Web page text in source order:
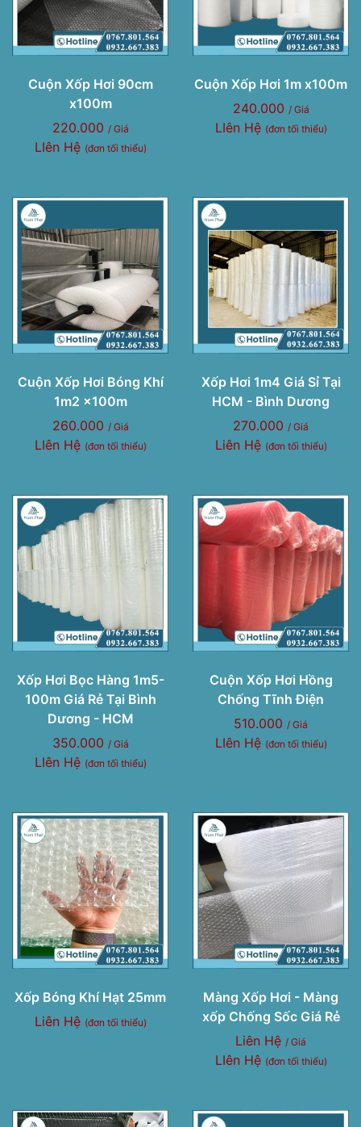
Cuộn Xốp Hơi 90cm
x100m
220.000 / Giá
LIên Hệ (đơn tối thiểu)
Cuộn Xốp Hơi 1m x100m
240.000 / Giá
LIên Hệ (đơn tối thiểu)
Cuộn Xốp Hơi Bóng Khí
1m2 x100m
260.000 / Giá
LIên Hệ (đơn tối thiểu)
Xốp Hơi 1m4 Giá Sỉ Tại
HCM - Bình Dương
270.000 / Giá
Liên Hệ (đơn tối thiểu)
Xốp Hơi Bọc Hàng 1m5-
100m Giá Rẻ Tại Bình
Dương - HCM
350.000 / Giá
LIên Hệ (đơn tối thiểu)
Cuộn Xốp Hơi Hồng
Chống Tĩnh Điện
510.000 / Giá
LIên Hệ (đơn tối thiểu)
Xốp Bóng Khí Hạt 25mm
Liên Hệ (đơn tối thiểu)
Màng Xốp Hơi - Màng
xốp Chống Sốc Giá Rẻ
Liên Hệ / Giá
LIên Hệ (đơn tối thiểu)